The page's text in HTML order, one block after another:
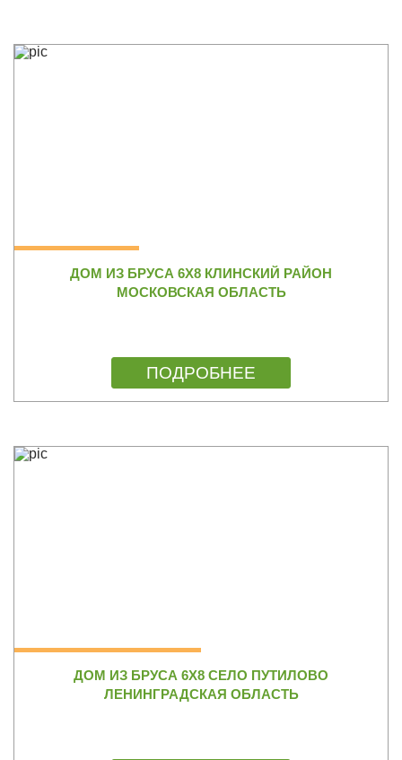
ДОМ ИЗ БРУСА 6Х8 КЛИНСКИЙ РАЙОН
МОСКОВСКАЯ ОБЛАСТЬ
ПОДРОБНЕЕ
ДОМ ИЗ БРУСА 6Х8 СЕЛО ПУТИЛОВО
ЛЕНИНГРАДСКАЯ ОБЛАСТЬ